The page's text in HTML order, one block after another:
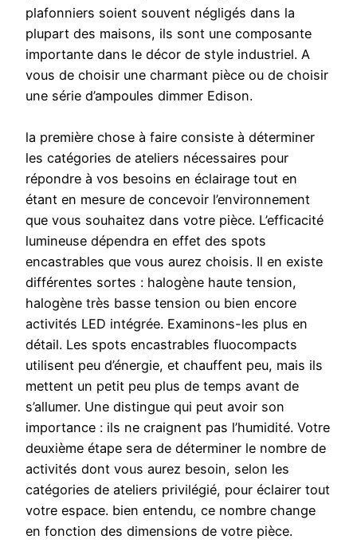
plafonniers soient souvent négligés dans la
plupart des maisons, ils sont une composante
importante dans le décor de style industriel. A
vous de choisir une charmant pièce ou de choisir
une série d’ampoules dimmer Edison.
la première chose à faire consiste à déterminer
les catégories de ateliers nécessaires pour
répondre à vos besoins en éclairage tout en
étant en mesure de concevoir l’environnement
que vous souhaitez dans votre pièce. L’efficacité
lumineuse dépendra en effet des spots
encastrables que vous aurez choisis. Il en existe
différentes sortes : halogène haute tension,
halogène très basse tension ou bien encore
activités LED intégrée. Examinons-les plus en
détail. Les spots encastrables fluocompacts
utilisent peu d’énergie, et chauffent peu, mais ils
mettent un petit peu plus de temps avant de
s’allumer. Une distingue qui peut avoir son
importance : ils ne craignent pas l’humidité. Votre
deuxième étape sera de déterminer le nombre de
activités dont vous aurez besoin, selon les
catégories de ateliers privilégié, pour éclairer tout
votre espace. bien entendu, ce nombre change
en fonction des dimensions de votre pièce.